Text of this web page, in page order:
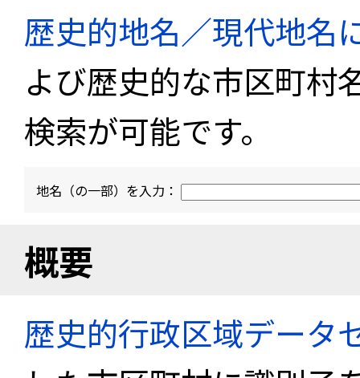
歴史的地名／現代地名
よび歴史的な市区町村
検索が可能です。
地名（の一部）を入力：
概要
歴史的行政区域データ